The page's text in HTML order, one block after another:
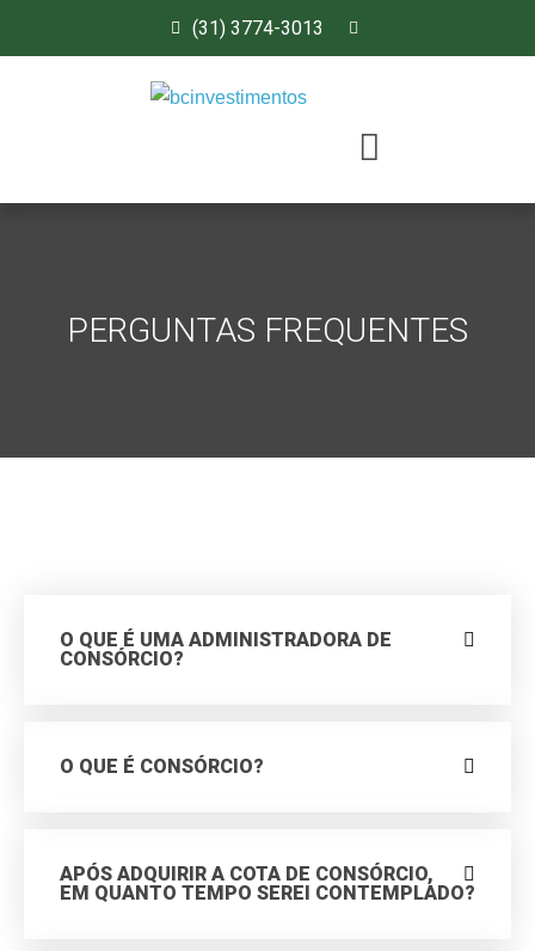
(31) 3774-3013
PERGUNTAS FREQUENTES
O QUE É UMA ADMINISTRADORA DE
CONSÓRCIO?
O QUE É CONSÓRCIO?
APÓS ADQUIRIR A COTA DE CONSÓRCIO,
EM QUANTO TEMPO SEREI CONTEMPLADO?